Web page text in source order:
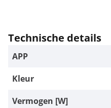
beperkt.
voor
dergelijks
Tijd/datum
Technische details
APP
Kleur
Vermogen [W]